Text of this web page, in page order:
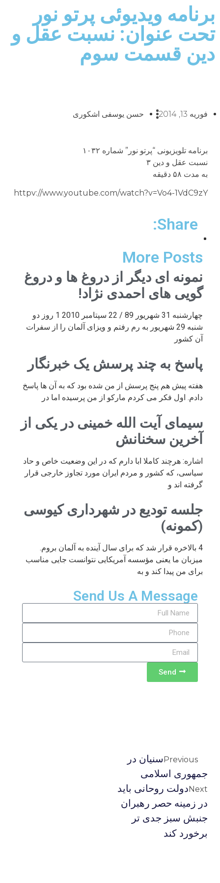
برنامه ويديوئى پرتو نور
تحت عنوان: نسبت عقل و
دين قسمت سوم
فوریه 13, 2014 حسن یوسفی اشکوری
برنامه تلويزيونى “پرتو نور” شماره ۱۰۳۲
نسبت عقل و دين ۳
به مدت ۵۸ دقيقه
httpv://www.youtube.com/watch?v=Vo4-1VdC9zY
Share:
More Posts
نمونه ای دیگر از دروغ ها و دروغ
گویی های احمدی نژاد!
چهارشنبه 31 شهریور 89 / 22 سپتامبر 2010 1 روز دو
شنبه 29 شهریور به رم رفتم و ویزای آلمان را از سفرات
آن کشور
پاسخ به چند پرسش یک خبرنگار
هفته پیش هم پنج پرسش از من شده بود که به آن ها پاسخ
دادم. اول فکر می کردم مارکو از من پرسیده اما در
سیمای آیت الله خمینی در یکی از
آخرین سخنانش
اشاره: هرچند کاملا ابا دارم که در این وضعیت خاص و حاد
سیاسی، که کشور و مردم ایران مورد تجاوز خارجی قرار
گرفته اند و
جلسه تودیع در شهرداری کیوسی
(کمونه)
4 بالاخره قرار شد که برای سال آینده به آلمان بروم.
میزبان ما یعنی مؤسسه آمریکایی نتوانست جایی مناسب
برای من پیدا کند و به
Send Us A Message
Send
Previous سنیان در
جمهوری اسلامی
Next دولت روحانی باید
در زمینه حصر رهبران
جنبش سبز جدی تر
برخورد کند